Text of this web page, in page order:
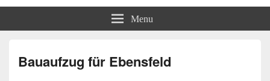
Menu
Bauaufzug für Ebensfeld